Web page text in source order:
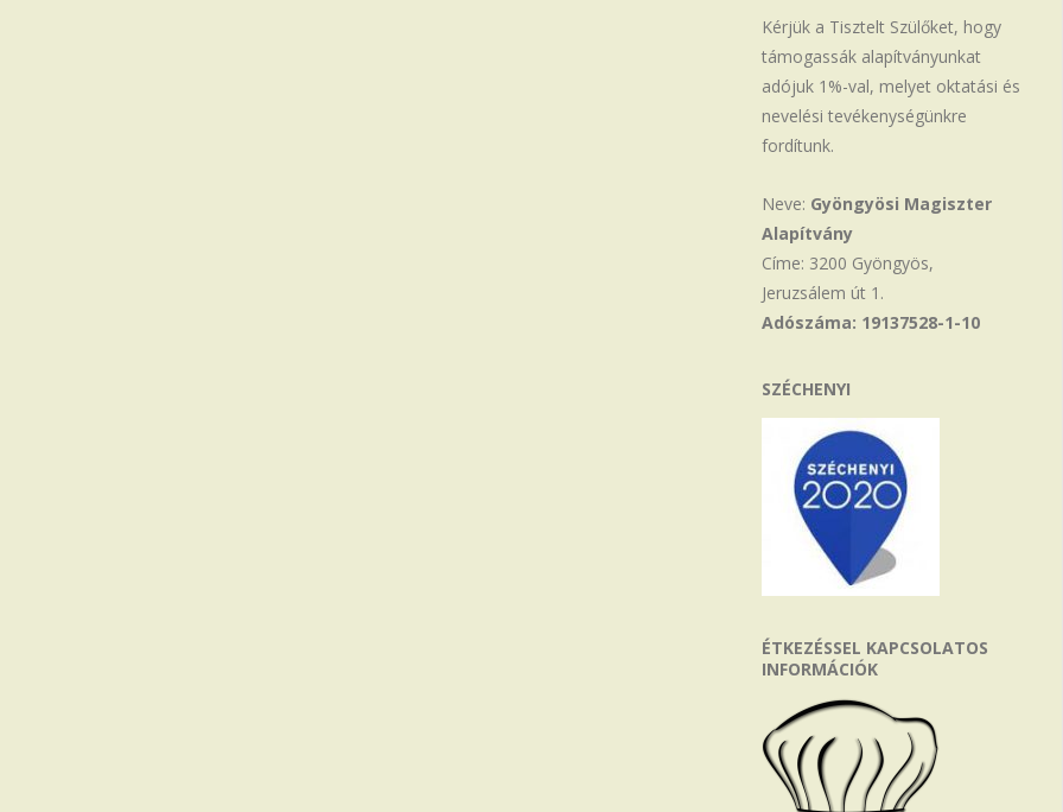
Kérjük a Tisztelt Szülőket, hogy
támogassák alapítványunkat
adójuk 1%-val, melyet oktatási és
nevelési tevékenységünkre
fordítunk.
Neve: Gyöngyösi Magiszter
Alapítvány
Címe: 3200 Gyöngyös,
Jeruzsálem út 1.
Adószáma: 19137528-1-10
SZÉCHENYI
ÉTKEZÉSSEL KAPCSOLATOS
INFORMÁCIÓK